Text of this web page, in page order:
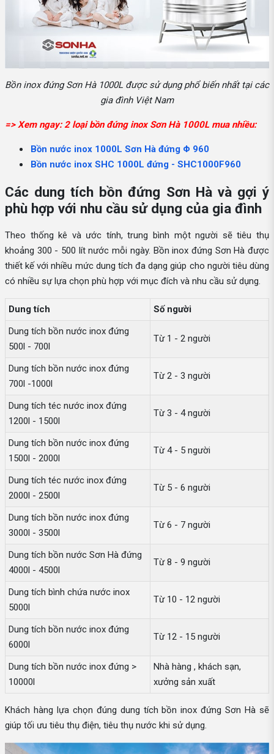
Bồn inox đứng Sơn Hà 1000L được sử dụng phổ biến nhất tại các
gia đình Việt Nam
=> Xem ngay: 2 loại bồn đứng inox Sơn Hà 1000L mua nhiều:
Bồn nước inox 1000L Sơn Hà đứng Φ 960
Bồn nước inox SHC 1000L đứng - SHC1000F960
Các dung tích bồn đứng Sơn Hà và gợi ý
phù hợp với nhu cầu sử dụng của gia đình
Theo thống kê và ước tính, trung bình một người sẽ tiêu thụ
khoảng 300 - 500 lít nước mỗi ngày. Bồn inox đứng Sơn Hà được
thiết kế với nhiều mức dung tích đa dạng giúp cho người tiêu dùng
có nhiều sự lựa chọn phù hợp với mục đích và nhu cầu sử dụng.
Dung tích
Số người
Dung tích bồn nước inox đứng
500l - 700l
Từ 1 - 2 người
Dung tích bồn nước inox đứng
700l -1000l
Từ 2 - 3 người
Dung tích téc nước inox đứng
1200l - 1500l
Từ 3 - 4 người
Dung tích bồn nước inox đứng
1500l - 2000l
Từ 4 - 5 người
Dung tích téc nước inox đứng
2000l - 2500l
Từ 5 - 6 người
Dung tích bồn nước inox đứng
3000l - 3500l
Từ 6 - 7 người
Dung tích bồn nước Sơn Hà đứng
4000l - 4500l
Từ 8 - 9 người
Dung tích bình chứa nước inox
5000l
Từ 10 - 12 người
Dung tích bồn nước inox đứng
6000l
Từ 12 - 15 người
Dung tích bồn nước inox đứng >
10000l
Nhà hàng , khách sạn,
xưởng sản xuất
Khách hàng lựa chọn đúng dung tích bồn inox đứng Sơn Hà sẽ
giúp tối ưu tiêu thụ điện, tiêu thụ nước khi sử dụng.